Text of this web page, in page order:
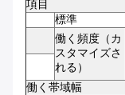
項目
標準
働く頻度（カ
スタマイズさ
れる）
働く帯域幅